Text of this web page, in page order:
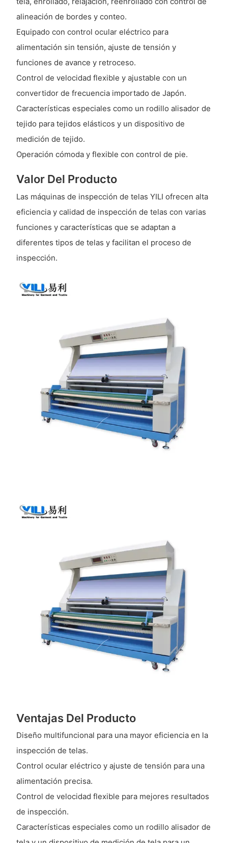
alineación de bordes y conteo.
Equipado con control ocular eléctrico para
alimentación sin tensión, ajuste de tensión y
funciones de avance y retroceso.
Control de velocidad flexible y ajustable con un
convertidor de frecuencia importado de Japón.
Características especiales como un rodillo alisador de
tejido para tejidos elásticos y un dispositivo de
medición de tejido.
Operación cómoda y flexible con control de pie.
Valor Del Producto
Las máquinas de inspección de telas YILI ofrecen alta
eficiencia y calidad de inspección de telas con varias
funciones y características que se adaptan a
diferentes tipos de telas y facilitan el proceso de
inspección.
Ventajas Del Producto
Diseño multifuncional para una mayor eficiencia en la
inspección de telas.
Control ocular eléctrico y ajuste de tensión para una
alimentación precisa.
Control de velocidad flexible para mejores resultados
de inspección.
Características especiales como un rodillo alisador de